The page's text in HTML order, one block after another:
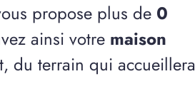
propose plus de 0
ainsi votre maison
du terrain qui accueillera